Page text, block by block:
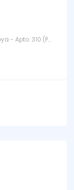
La Barra Venta y Alquiler Esturión de Montoya - Apto. 310 (Puente E - Penthouse) - Montoya